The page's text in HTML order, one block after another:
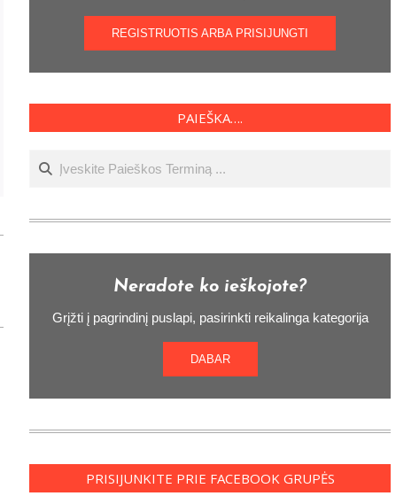
REGISTRUOTIS ARBA PRISIJUNGTI
PAIEŠKA….
Ieškoti
Neradote ko ieškojote?
Grįžti į pagrindinį puslapi, pasirinkti reikalinga kategorija
DABAR
PRISIJUNKITE PRIE FACEBOOK GRUPĖS